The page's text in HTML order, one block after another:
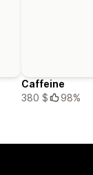
Caffeine
380 $
98%